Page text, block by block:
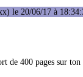
le 20/06/17 à
de 400 pages sur